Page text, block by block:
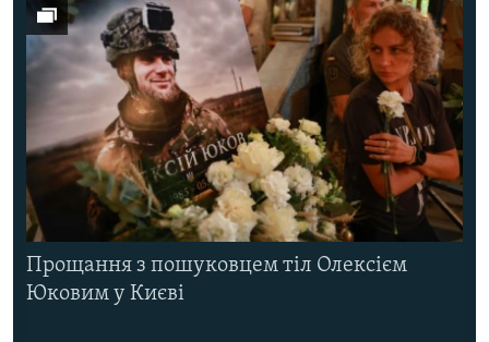
Прощання з пошуковцем тіл Олексієм
Юковим у Києві